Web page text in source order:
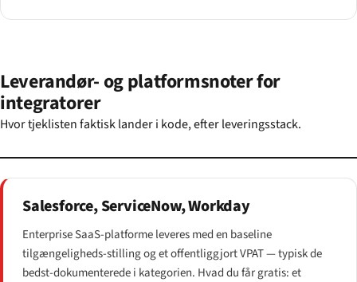
Leverandør- og platformsnoter for
integratorer
Hvor tjeklisten faktisk lander i kode, efter leveringsstack.
Salesforce, ServiceNow, Workday
Enterprise SaaS-platforme leveres med en baseline
tilgængeligheds-stilling og et offentliggjort VPAT — typisk de
bedst-dokumenterede i kategorien. Hvad du får gratis: et